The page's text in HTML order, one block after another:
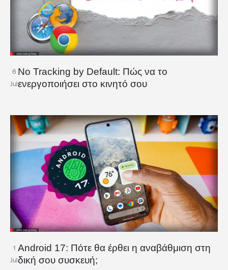
6
Jul
No Tracking by Default: Πώς να το
ενεργοποιήσει στο κινητό σου
1
Jul
Android 17: Πότε θα έρθει η αναβάθμιση στη
δική σου συσκευή;